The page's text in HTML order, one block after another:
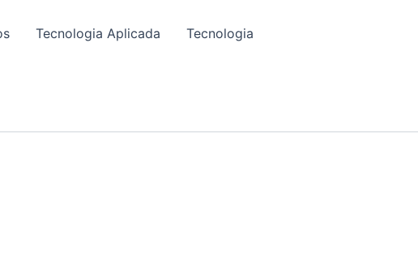
Tecnologia Aplicada Tecnologia